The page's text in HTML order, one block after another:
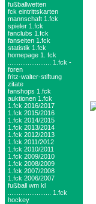
fußballwetten
fck eintrittskarten
mannschaft 1.fck
spieler 1.fck
fanclubs 1.fck
fanseiten 1.fck
statistik 1.fck
homepage 1. fck
........................ 1.fck -
foren
fritz-walter-stiftung
zitate
fanshops 1.fck
auktionen 1.fck
1.fck 2016/2017
1.fck 2015/2016
1.fck 2014/2015
1.fck 2013/2014
1.fck 2012/2013
1.fck 2011/2012
1.fck 2010/2011
1.fck 2009/2010
1.fck 2008/2009
1.fck 2007/2008
1.fck 2006/2007
fußball wm kl
........................ 1.fck
hockey